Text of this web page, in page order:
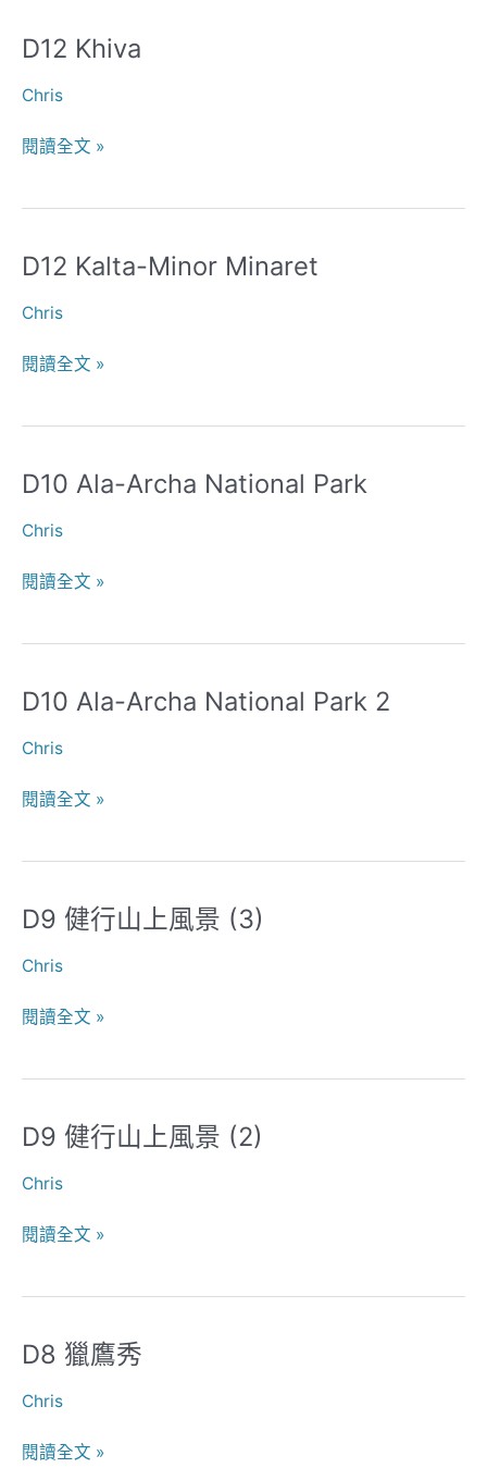
D12 Khiva
Chris
D12
閱讀全文 »
D12 Kalta-Minor Minaret
Chris
D12
Minor
閱讀全文 »
D10 Ala-Archa National Park
Chris
D10
Archa
Park
閱讀全文 »
D10 Ala-Archa National Park 2
Chris
D10
Archa
Park
閱讀全文 »
D9 健行山上風景 (3)
Chris
D9
行
上
景
閱讀全文 »
D9 健行山上風景 (2)
Chris
D9
行
上
景
閱讀全文 »
D8 獵鷹秀
Chris
D8
鷹
閱讀全文 »